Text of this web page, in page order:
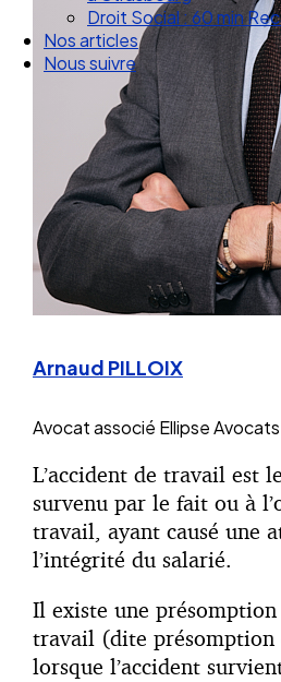
Droit Social : 60 min
Nos articles
Nous suivre
Arnaud PILLOIX
Avocat associé Ellipse
L’accident de travail est
survenu par le fait ou à
travail, ayant causé une
l’intégrité du salarié.
Il existe une présomption
travail (dite présomption
lorsque l’accident